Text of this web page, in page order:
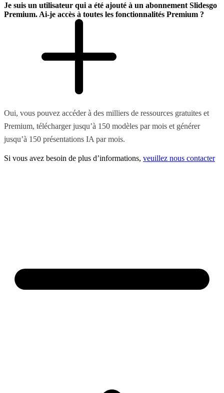
Je suis un utilisateur qui a été ajouté à un abonnement Slidesgo
Premium. Ai-je accès à toutes les fonctionnalités Premium ?
Oui, vous pouvez accéder à des milliers de ressources gratuites et
Premium, télécharger jusqu’à 150 modèles par mois et générer
jusqu’à 150 présentations IA par mois.
Si vous avez besoin de plus d’informations, veuillez nous contacter